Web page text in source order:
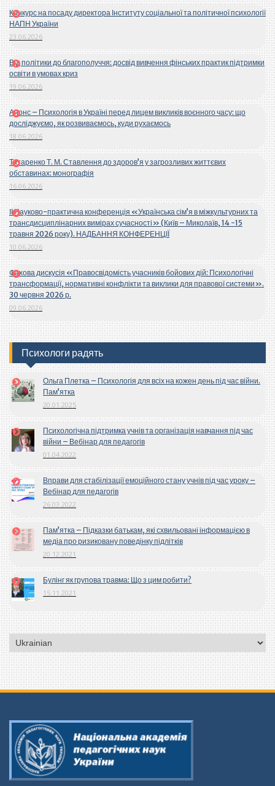
Конкурс на посаду директора Інституту соціальної та політичної психології
НАПН України
23.06.2026
Від політики до благополуччя: досвід вивчення фінських практик підтримки
освіти в умовах криз
19.06.2026
Анонс – Психологія в Україні перед лицем викликів воєнного часу: що
досліджуємо, як розвиваємось, куди рухаємось
18.06.2026
Титаренко Т. М. Ставлення до здоров’я у загрозливих життєвих
обставинах: монографія
16.06.2026
ІІ Науково-практична конференція «Українська сім’я в міжкультурних та
трансдисциплінарних вимірах сучасності» (Київ – Миколаїв, 14 -15
травня 2026 року). НАДБАННЯ КОНФЕРЕНЦІЇ
10.06.2026
Фахова дискусія «Правосвідомість учасників бойових дій: Психологічні
трансформації, нормативні конфлікти та виклики для правової системи».
30 червня 2026 р.
09.06.2026
Психологи радять
Ольга Плетка – Психологія для всіх на кожен день під час війни.
Пам’ятка
20.01.2025
Психологічна підтримка учнів та організація навчання під час
війни – Вебінар для педагогів
01.04.2022
Вправи для стабілізації емоційного стану учнів під час уроку –
Вебінар для педагогів
26.03.2022
Пам’ятка – Підказки батькам, які схвильовані інформацією в
медіа про ризиковану поведінку підлітків
20.12.2021
Булінг як групова травма: Що з цим робити?
15.11.2021
Вибрати
мову